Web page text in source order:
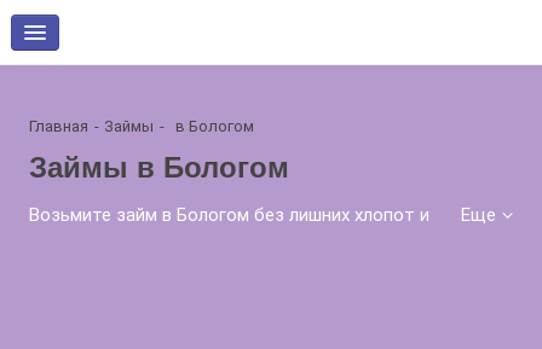
Главная Займы в Бологом
Займы в Бологом
Возьмите займ в Бологом без лишних хлопот и
Еще